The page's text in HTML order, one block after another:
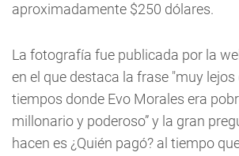
aproximadamente $250 dólares.
La fotografía fue publicada por la
en el que destaca la frase "muy
tiempos donde Evo Morales era
millonario y poderoso” y la gran
hacen es ¿Quién pagó? al tiempo